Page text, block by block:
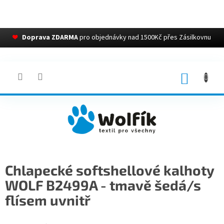
❤ Doprava ZDARMApro objednávky nad 1500Kč přes Zásilkovnu
Chlapecké softshellové kalhoty
WOLF B2499A - tmavě šedá/s
flísem uvnitř